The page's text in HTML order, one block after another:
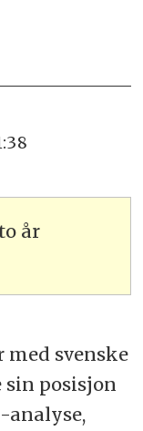
år
svenske
sin posisjon
analyse,